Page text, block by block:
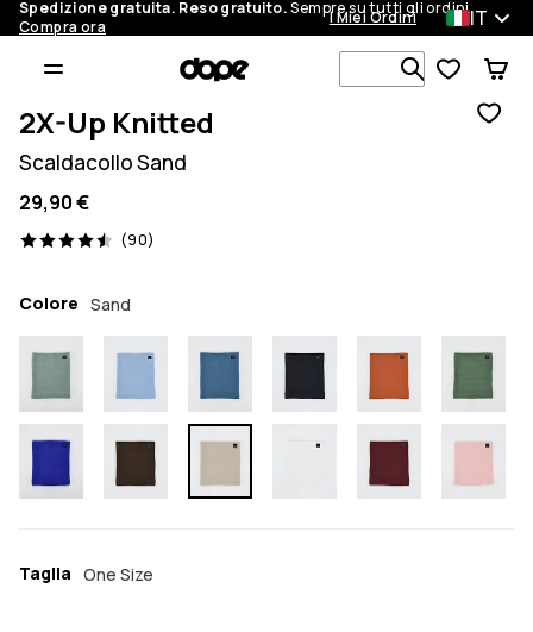
Spedizione gratuita. Reso gratuito.Sempre su tutti gli ordini.
Compra ora
I Miei Ordini IT
Cerca tra 1
2X-Up Knitted
Scaldacollo Sand
29,90 €
(90)
90 recensioni, 4.5/5
Colore Sand
Taglia One Size